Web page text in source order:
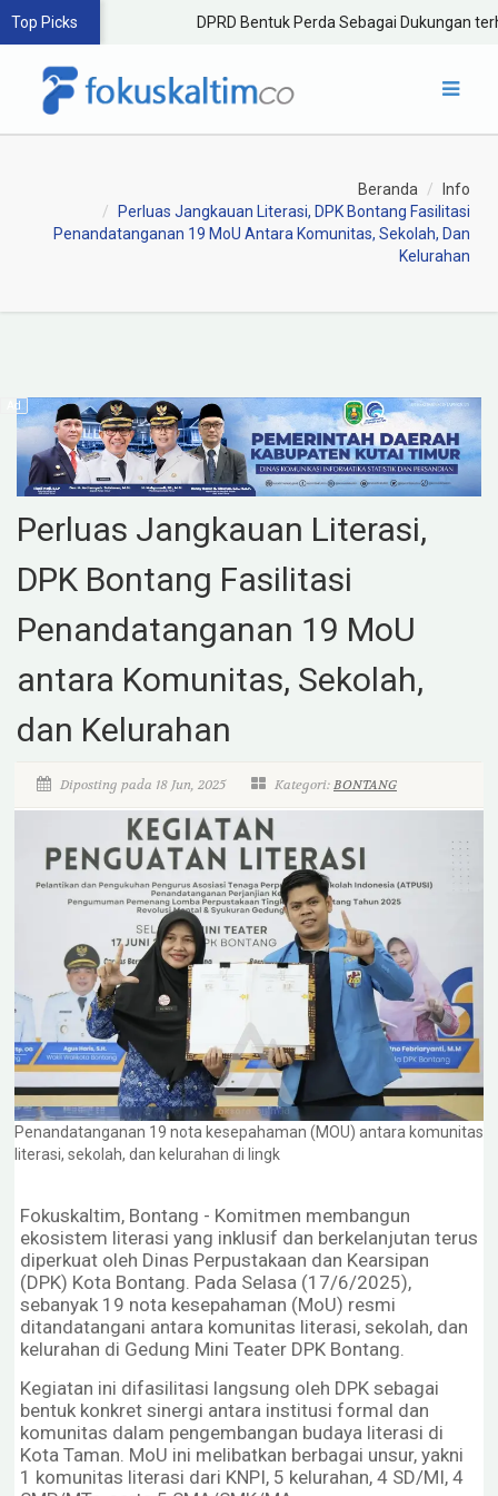
Top Picks DPRD Bentuk Perda Sebagai Dukungan
Beranda
Info
Perluas Jangkauan Literasi, DPK Bontang Fasilitasi
Penandatanganan 19 MoU Antara Komunitas, Sekolah, Dan
Kelurahan
Perluas Jangkauan Literasi,
DPK Bontang Fasilitasi
Penandatanganan 19 MoU
antara Komunitas, Sekolah,
dan Kelurahan
Diposting pada 18 Jun, 2025 Kategori:BONTANG
Penandatanganan 19 nota kesepahaman (MOU) antara komunitas
literasi, sekolah, dan kelurahan di lingk
Fokuskaltim, Bontang - Komitmen membangun
ekosistem literasi yang inklusif dan berkelanjutan terus
diperkuat oleh Dinas Perpustakaan dan Kearsipan
(DPK) Kota Bontang. Pada Selasa (17/6/2025),
sebanyak 19 nota kesepahaman (MoU) resmi
ditandatangani antara komunitas literasi, sekolah, dan
kelurahan di Gedung Mini Teater DPK Bontang.
Kegiatan ini difasilitasi langsung oleh DPK sebagai
bentuk konkret sinergi antara institusi formal dan
komunitas dalam pengembangan budaya literasi di
Kota Taman. MoU ini melibatkan berbagai unsur, yakni
1 komunitas literasi dari KNPI, 5 kelurahan, 4 SD/MI, 4